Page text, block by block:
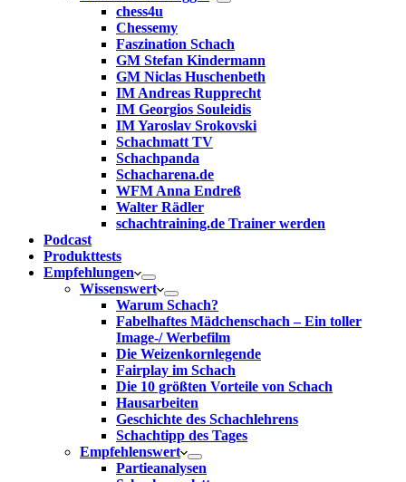
chess4u
Chessemy
Faszination Schach
GM Stefan Kindermann
GM Niclas Huschenbeth
IM Andreas Rupprecht
IM Georgios Souleidis
IM Yaroslav Srokovski
Schachmatt TV
Schachpanda
Schacharena.de
WFM Anna Endreß
Walter Rädler
schachtraining.de Trainer werden
Podcast
Produkttests
Empfehlungen
Wissenswert
Warum Schach?
Fabelhaftes Mädchenschach – Ein toller
Image-/ Werbefilm
Die Weizenkornlegende
Fairplay im Schach
Die 10 größten Vorteile von Schach‎
Hausarbeiten
Geschichte des Schachlehrens
Schachtipp des Tages
Empfehlenswert
Partieanalysen